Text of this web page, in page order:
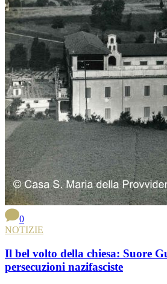
0
NOTIZIE
Il bel volto della chiesa: Suore
persecuzioni nazifasciste